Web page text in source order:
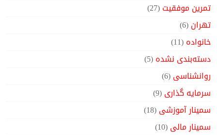
تمرین موفقیت(27)
تهران(6)
خانواده(11)
دسته‌بندی نشده(5)
روانشناسی(6)
سرمایه گذاری(9)
سمینار آموزشی(18)
سمینار مالی(10)